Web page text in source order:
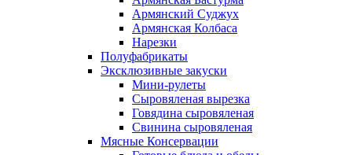
Армянский Суджух
Армянская Колбаса
Нарезки
Полуфабрикаты
Эксклюзивные закуски
Мини-рулеты
Сыровяленая вырезка
Говядина сыровяленая
Свинина сыровяленая
Мясные Консервации